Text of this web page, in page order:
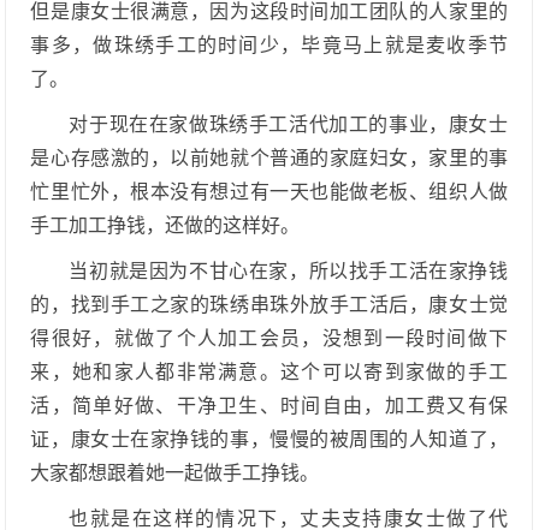
但是康女士很满意，因为这段时间加工团队的人家里的
事多，做珠绣手工的时间少，毕竟马上就是麦收季节
了。
对于现在在家做珠绣手工活代加工的事业，康女士
是心存感激的，以前她就个普通的家庭妇女，家里的事
忙里忙外，根本没有想过有一天也能做老板、组织人做
手工加工挣钱，还做的这样好。
当初就是因为不甘心在家，所以找手工活在家挣钱
的，找到手工之家的珠绣串珠外放手工活后，康女士觉
得很好，就做了个人加工会员，没想到一段时间做下
来，她和家人都非常满意。这个可以寄到家做的手工
活，简单好做、干净卫生、时间自由，加工费又有保
证，康女士在家挣钱的事，慢慢的被周围的人知道了，
大家都想跟着她一起做手工挣钱。
也就是在这样的情况下，丈夫支持康女士做了代